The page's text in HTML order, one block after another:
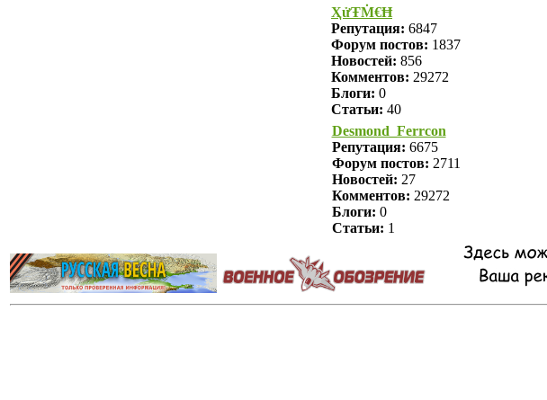
ҲửŦṀ€Ħ
Репутация: 6847
Форум постов: 1837
Новостей: 856
Комментов: 29272
Блоги: 0
Статьи: 40
Desmond_Ferrcon
Репутация: 6675
Форум постов: 2711
Новостей: 27
Комментов: 29272
Блоги: 0
Статьи: 1